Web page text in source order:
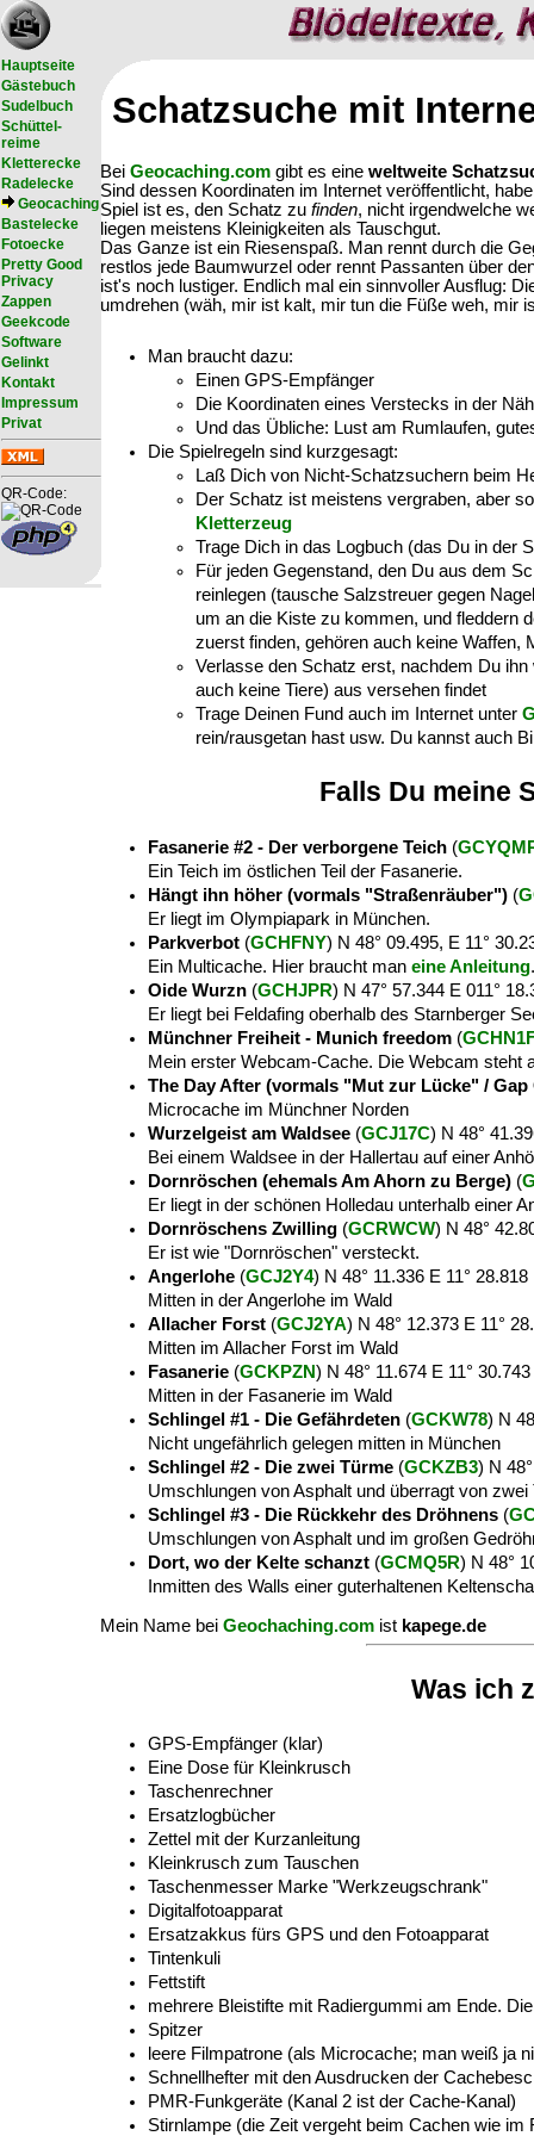
Hauptseite
Gästebuch
Sudelbuch
Schüttel-
reime
Kletterecke
Radelecke
Geocaching
Bastelecke
Fotoecke
Pretty Good
Privacy
Zappen
Geekcode
Software
Gelinkt
Kontakt
Impressum
Privat
QR-Code:
Schatzsuche mit
Bei Geocaching.com gibt es eine weltweite
Sind dessen Koordinaten im Internet veröffentlicht,
Spiel ist es, den Schatz zu finden, nicht irgendwelche
liegen meistens Kleinigkeiten als Tauschgut.
Das Ganze ist ein Riesenspaß. Man rennt durch die
restlos jede Baumwurzel oder rennt Passanten über
ist's noch lustiger. Endlich mal ein sinnvoller Ausflug:
umdrehen (wäh, mir ist kalt, mir tun die Füße weh, mir
Man braucht dazu:
Einen GPS-Empfänger
Die Koordinaten eines Verstecks in der
Und das Übliche: Lust am Rumlaufen,
Die Spielregeln sind kurzgesagt:
Laß Dich von Nicht-Schatzsuchern beim
Der Schatz ist meistens vergraben, aber
Kletterzeug
Trage Dich in das Logbuch (das Du in der
Für jeden Gegenstand, den Du aus dem
reinlegen (tausche Salzstreuer gegen
um an die Kiste zu kommen, und fleddern
zuerst finden, gehören auch keine
Verlasse den Schatz erst, nachdem Du
auch keine Tiere) aus versehen findet
Trage Deinen Fund auch im Internet unter
rein/rausgetan hast usw. Du kannst auch
Falls Du meine
Fasanerie #2 - Der verborgene Teich (
Ein Teich im östlichen Teil der Fasanerie.
Hängt ihn höher (vormals "Straßenräuber") (
Er liegt im Olympiapark in München.
Parkverbot (GCHFNY) N 48° 09.495, E 11°
Ein Multicache. Hier braucht man eine Anleitung
Oide Wurzn (GCHJPR) N 47° 57.344 E 011°
Er liegt bei Feldafing oberhalb des Starnberger
Münchner Freiheit - Munich freedom (
Mein erster Webcam-Cache. Die Webcam steht
The Day After (vormals "Mut zur Lücke" / Gap
Microcache im Münchner Norden
Wurzelgeist am Waldsee (GCJ17C) N 48°
Bei einem Waldsee in der Hallertau auf einer
Dornröschen (ehemals Am Ahorn zu Berge) (
Er liegt in der schönen Holledau unterhalb einer
Dornröschens Zwilling (GCRWCW) N 48°
Er ist wie "Dornröschen" versteckt.
Angerlohe (GCJ2Y4) N 48° 11.336 E 11° 28.818
Mitten in der Angerlohe im Wald
Allacher Forst (GCJ2YA) N 48° 12.373 E 11°
Mitten im Allacher Forst im Wald
Fasanerie (GCKPZN) N 48° 11.674 E 11° 30.743
Mitten in der Fasanerie im Wald
Schlingel #1 - Die Gefährdeten (GCKW78) N
Nicht ungefährlich gelegen mitten in München
Schlingel #2 - Die zwei Türme (GCKZB3) N
Umschlungen von Asphalt und überragt von zwei
Schlingel #3 - Die Rückkehr des Dröhnens (
Umschlungen von Asphalt und im großen
Dort, wo der Kelte schanzt (GCMQ5R) N 48°
Inmitten des Walls einer guterhaltenen
Mein Name bei Geochaching.com ist kapege.de
Was ich
GPS-Empfänger (klar)
Eine Dose für Kleinkrusch
Taschenrechner
Ersatzlogbücher
Zettel mit der Kurzanleitung
Kleinkrusch zum Tauschen
Taschenmesser Marke "Werkzeugschrank"
Digitalfotoapparat
Ersatzakkus fürs GPS und den Fotoapparat
Tintenkuli
Fettstift
mehrere Bleistifte mit Radiergummi am Ende.
Spitzer
leere Filmpatrone (als Microcache; man weiß ja
Schnellhefter mit den Ausdrucken der
PMR-Funkgeräte (Kanal 2 ist der Cache-Kanal)
Stirnlampe (die Zeit vergeht beim Cachen wie im